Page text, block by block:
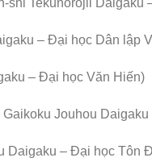
shi Tekunorojii Daigaku
– Đại học Dân lập
– Đại học Văn Hiến)
Jouhou
Daigaku – Đại học Tôn